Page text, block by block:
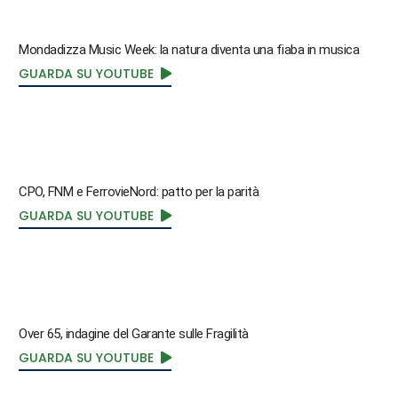
Mondadizza Music Week: la natura diventa una fiaba in musica
GUARDA SU YOUTUBE
CPO, FNM e FerrovieNord: patto per la parità
GUARDA SU YOUTUBE
Over 65, indagine del Garante sulle Fragilità
GUARDA SU YOUTUBE